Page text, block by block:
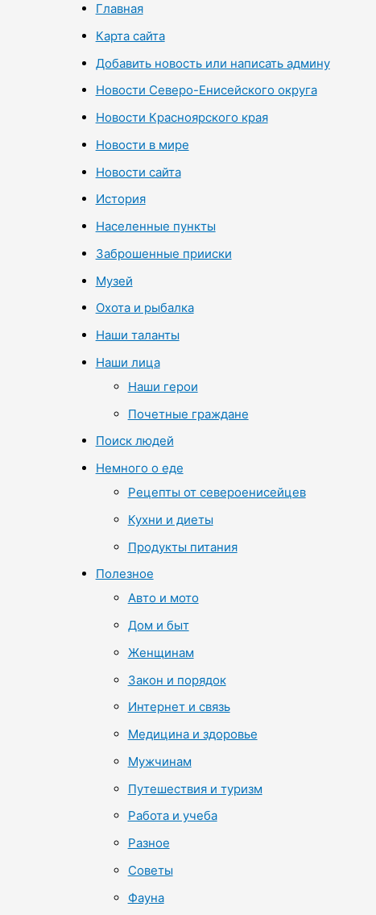
Главная
Карта сайта
Добавить новость или написать админу
Новости Северо-Енисейского округа
Новости Красноярского края
Новости в мире
Новости сайта
История
Населенные пункты
Заброшенные прииски
Музей
Охота и рыбалка
Наши таланты
Наши лица
Наши герои
Почетные граждане
Поиск людей
Немного о еде
Рецепты от североенисейцев
Кухни и диеты
Продукты питания
Полезное
Авто и мото
Дом и быт
Женщинам
Закон и порядок
Интернет и связь
Медицина и здоровье
Мужчинам
Путешествия и туризм
Работа и учеба
Разное
Советы
Фауна